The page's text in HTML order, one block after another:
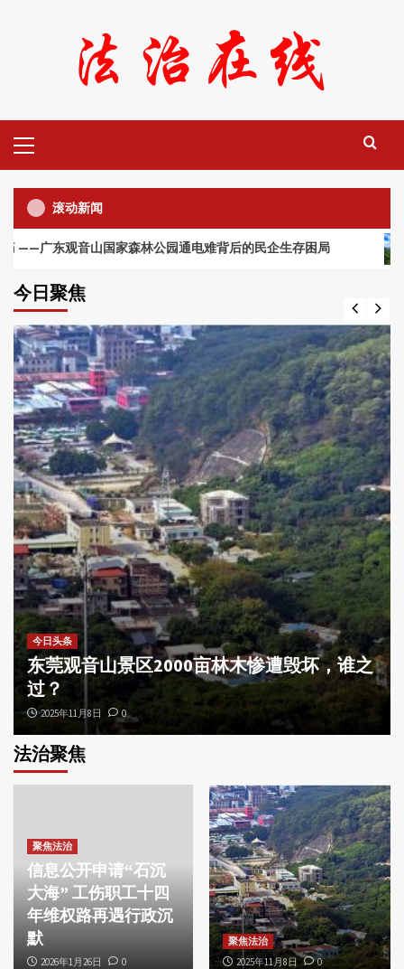
Menu
滚动新闻
观音山国家森林公园通电难背后的民企生存困局 中
今日聚焦
今日头条
东莞观音山景区2000亩林木惨遭毁坏，谁之
过？
2025年11月8日 0
法治聚焦
聚焦法治
信息公开申请“石沉
大海” 工伤职工十四
年维权路再遇行政沉
默
2026年1月26日 0
聚焦法治
2025年11月8日
0